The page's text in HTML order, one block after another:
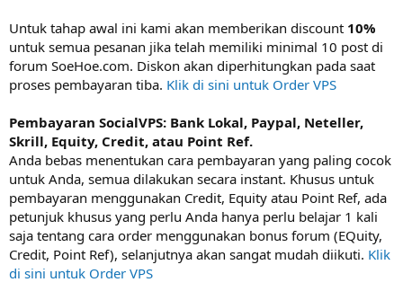
Untuk tahap awal ini kami akan memberikan discount 10%
untuk semua pesanan jika telah memiliki minimal 10 post di
forum SoeHoe.com. Diskon akan diperhitungkan pada saat
proses pembayaran tiba. Klik di sini untuk Order VPS
Pembayaran SocialVPS: Bank Lokal, Paypal, Neteller,
Skrill, Equity, Credit, atau Point Ref.
Anda bebas menentukan cara pembayaran yang paling cocok
untuk Anda, semua dilakukan secara instant. Khusus untuk
pembayaran menggunakan Credit, Equity atau Point Ref, ada
petunjuk khusus yang perlu Anda hanya perlu belajar 1 kali
saja tentang cara order menggunakan bonus forum (EQuity,
Credit, Point Ref), selanjutnya akan sangat mudah diikuti. Klik
di sini untuk Order VPS